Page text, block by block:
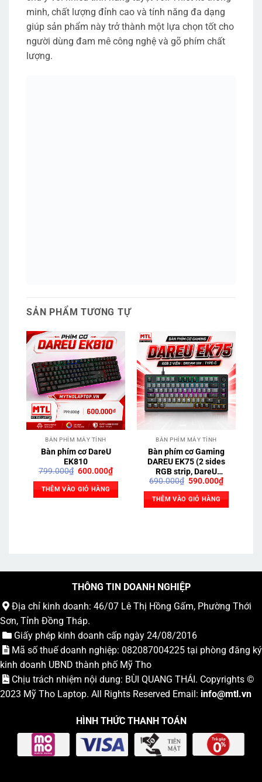
minh, chất lượng đỉnh cao và tính năng đa dạng
giúp sản phẩm này trở thành một lựa chọn tốt cho
người dùng đam mê công nghệ và gõ phím chất
lượng.
SẢN PHẨM TƯƠNG TỰ
BÀN PHÍM MÁY TÍNH
Bàn phím cơ DareU
EK810
799.000₫ Giá
là:
799.000₫.
600.000₫Giá
hiện
600.000₫.
THÊM VÀO GIỎ HÀNG
BÀN PHÍM MÁY TÍNH
Bàn phím cơ Gaming
DAREU EK75 (2 sides
RGB strip, DareU
DREAM sw, Type-C)
690.000₫ Giá
là:
690.000₫.
590.000₫Giá
hiện
590.000₫.
THÊM VÀO GIỎ HÀNG
THÔNG TIN DOANH NGHIỆP
Địa chỉ kinh doanh: 46/07 Lê Thị Hồng Gấm, Phường Thới
Sơn, Tỉnh Đồng Tháp.
Giấy phép kinh doanh cấp ngày 24/08/2016
Mã số thuế doanh nghiệp: 082087004225 tại phòng đăng ký
kinh doanh UBND thành phố Mỹ Tho
Chịu trách nhiệm nội dung: BÙI QUANG THÁI. Copyrights ©
2023 Mỹ Tho Laptop. All Rights Reserved Email: info@mtl.vn
HÌNH THỨC THANH TOÁN